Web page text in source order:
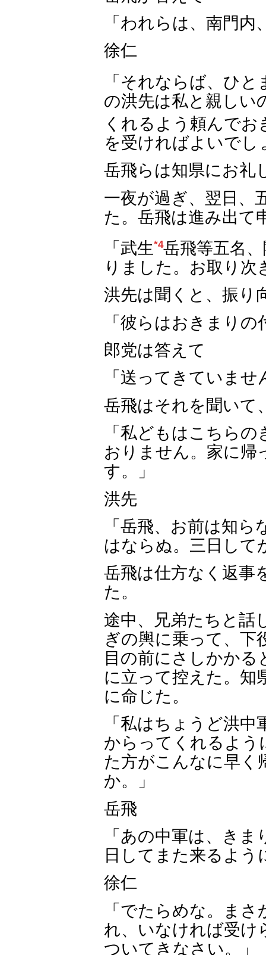
「われらは、南門
徐仁
「それならば、ひ
の洪先は私と親しい
くれるよう頼んで
を受ければよいでし
岳飛らは知県にお礼
一夜が過ぎ、翌日、
た。岳飛は進み出て
「武生*4岳飛等五名
りました。お取り
洪先は聞くと、振り
「彼らはおきまり
郎党は答えて
「送ってきていませ
岳飛はそれを聞いて
「私どもはこちら
おりません。家に帰
す。」
洪先
「岳飛、お前は知
はならぬ。三日して
岳飛は仕方なく返事
た。
途中、兄弟たちと話
ぎの輿に乗って、下
目の前にさしかかる
に立って控えた。知
に命じた。
「私はちょうど洪
からってくれるよう
た方がこんなに早く
か。」
岳飛
「あの中軍は、き
日してまた来るよ
徐仁
「でたらめな。ま
れ、いなければ受け
ついてきなさい。」